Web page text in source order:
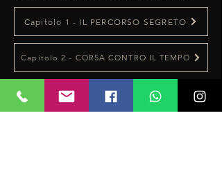
Capitolo 1 - IL PERCORSO SEGRETO
Capitolo 2 - CORSA CONTRO IL TEMPO
Per Bambini - IL MISTERO DELLA VILLA